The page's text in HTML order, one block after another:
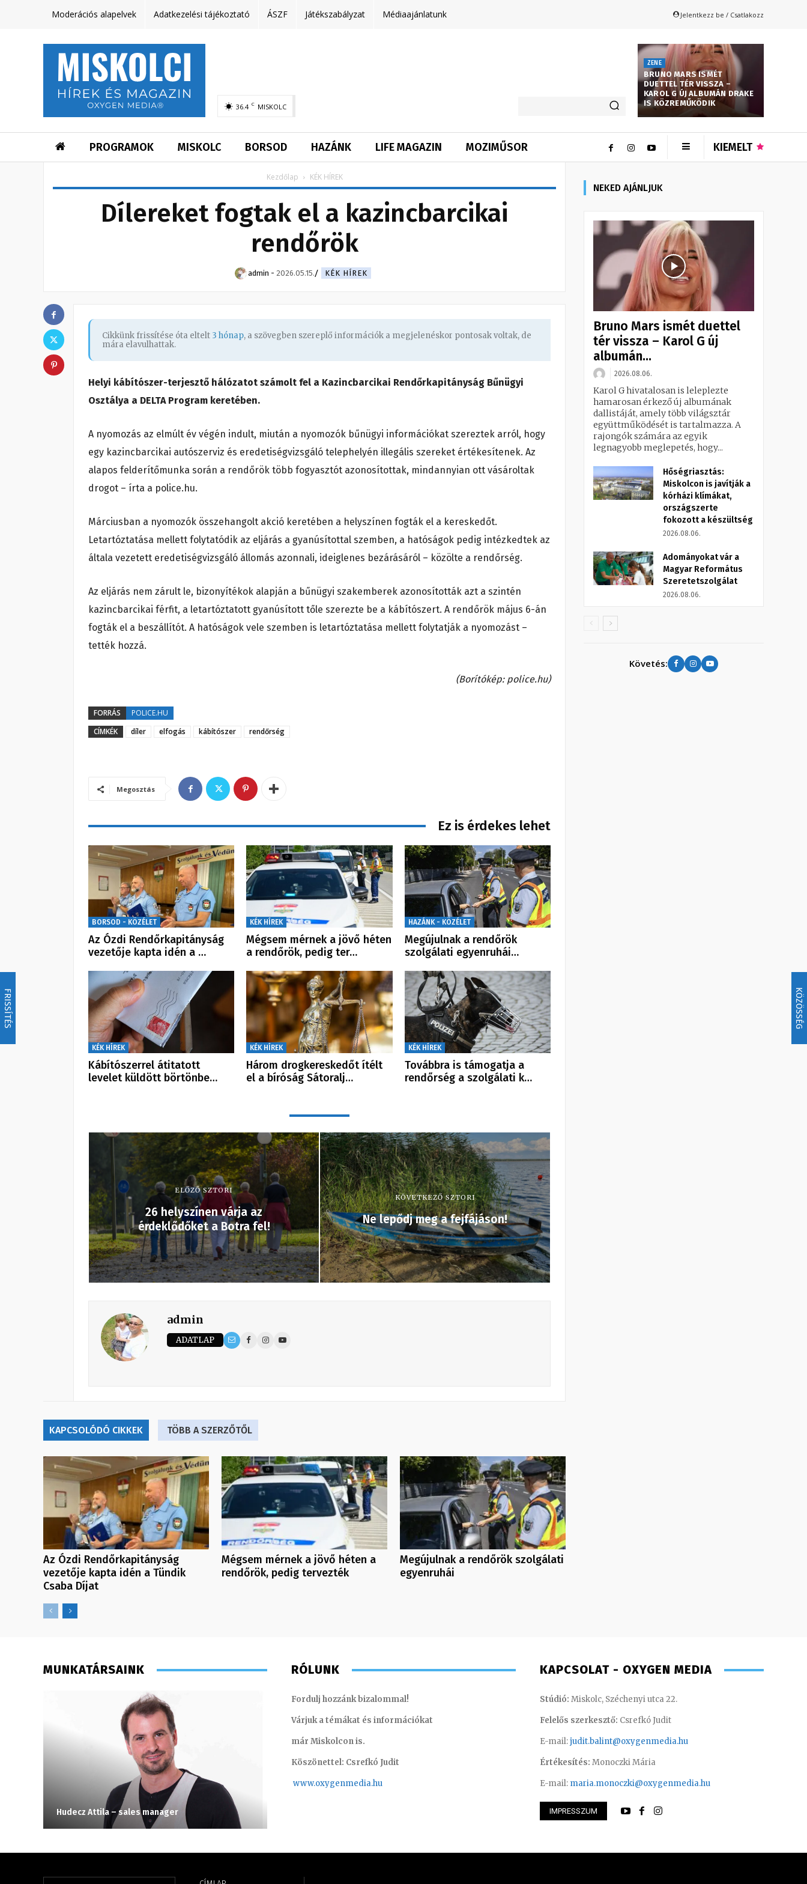
FRISSÍTÉS KÖZÖSSÉG
Moderációs alapelvek Adatkezelési tájékoztató ÁSZF Játékszabályzat Médiaajánlatunk Jelentkezz be / Csatlakozz
36.4 C MISKOLC
ZENE
BRUNO MARS ISMÉT
DUETTEL TÉR VISSZA –
KAROL G ÚJ ALBUMÁN DRAKE
IS KÖZREMŰKÖDIK
PROGRAMOK MISKOLC BORSOD HAZÁNK LIFE MAGAZIN MOZIMŰSOR KIEMELT
Kezdőlap KÉK HÍREK
Dílereket fogtak el a kazincbarcikai
rendőrök
admin - 2026.05.15. KÉK HÍREK
Cikkünk frissítése óta eltelt 3 hónap, a szövegben szereplő információk a megjelenéskor pontosak voltak, de
mára elavulhattak.
Helyi kábítószer-terjesztő hálózatot számolt fel a Kazincbarcikai Rendőrkapitányság Bűnügyi
Osztálya a DELTA Program keretében.
A nyomozás az elmúlt év végén indult, miután a nyomozók bűnügyi információkat szereztek arról, hogy
egy kazincbarcikai autószerviz és eredetiségvizsgáló telephelyén illegális szereket értékesítenek. Az
alapos felderítőmunka során a rendőrök több fogyasztót azonosítottak, mindannyian ott vásároltak
drogot – írta a police.hu.
Márciusban a nyomozók összehangolt akció keretében a helyszínen fogták el a kereskedőt.
Letartóztatása mellett folytatódik az eljárás a gyanúsítottal szemben, a hatóságok pedig intézkedtek az
általa vezetett eredetiségvizsgáló állomás azonnali, ideiglenes bezárásáról – közölte a rendőrség.
Az eljárás nem zárult le, bizonyítékok alapján a bűnügyi szakemberek azonosították azt a szintén
kazincbarcikai férfit, a letartóztatott gyanúsított tőle szerezte be a kábítószert. A rendőrök május 6-án
fogták el a beszállítót. A hatóságok vele szemben is letartóztatása mellett folytatják a nyomozást –
tették hozzá.
(Borítókép: police.hu)
FORRÁS
POLICE.HU
CÍMKÉK
díler elfogás kábítószer rendőrség
Megosztás
Ez is érdekes lehet
BORSOD - KÖZÉLET
Az Ózdi Rendőrkapitányság
vezetője kapta idén a …
KÉK HÍREK
Mégsem mérnek a jövő héten
a rendőrök, pedig ter…
HAZÁNK - KÖZÉLET
Megújulnak a rendőrök
szolgálati egyenruhái…
KÉK HÍREK
Kábítószerrel átitatott
levelet küldött börtönbe…
KÉK HÍREK
Három drogkereskedőt ítélt
el a bíróság Sátoralj…
KÉK HÍREK
Továbbra is támogatja a
rendőrség a szolgálati k…
ELŐZŐ SZTORI
26 helyszínen várja az
érdeklődőket a Botra fel!
KÖVETKEZŐ SZTORI
Ne lepődj meg a fejfájáson!
admin
ADATLAP
KAPCSOLÓDÓ CIKKEK TÖBB A SZERZŐTŐL
Az Ózdi Rendőrkapitányság
vezetője kapta idén a Tündik
Csaba Díjat
Mégsem mérnek a jövő héten a
rendőrök, pedig tervezték
Megújulnak a rendőrök szolgálati
egyenruhái
NEKED AJÁNLJUK
Bruno Mars ismét duettel
tér vissza – Karol G új
albumán...
2026.08.06.
Karol G hivatalosan is leleplezte
hamarosan érkező új albumának
dallistáját, amely több világsztár
együttműködését is tartalmazza. A
rajongók számára az egyik
legnagyobb meglepetés, hogy...
Hőségriasztás:
Miskolcon is javítják a
kórházi klímákat,
országszerte
fokozott a készültség
2026.08.06.
Adományokat vár a
Magyar Református
Szeretetszolgálat
2026.08.06.
Követés:
MUNKATÁRSAINK
Hudecz Attila – sales manager Gáspár Milán – sport szerkesztő
RÓLUNK
Fordulj hozzánk bizalommal!
Várjuk a témákat és információkat
már Miskolcon is.
Köszönettel: Csrefkó Judit
www.oxygenmedia.hu
KAPCSOLAT - OXYGEN MEDIA
Stúdió: Miskolc, Széchenyi utca 22.
Felelős szerkesztő: Csrefkó Judit
E-mail:judit.balint@oxygenmedia.hu
Értékesítés: Monoczki Mária
E-mail: maria.monoczki@oxygenmedia.hu
IMPRESSZUM